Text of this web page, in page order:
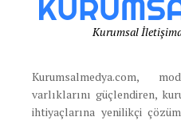
Kurumsal
Kurumsalmedya.com,
varlıklarını güçlendiren,
ihtiyaçlarına yenilikçi